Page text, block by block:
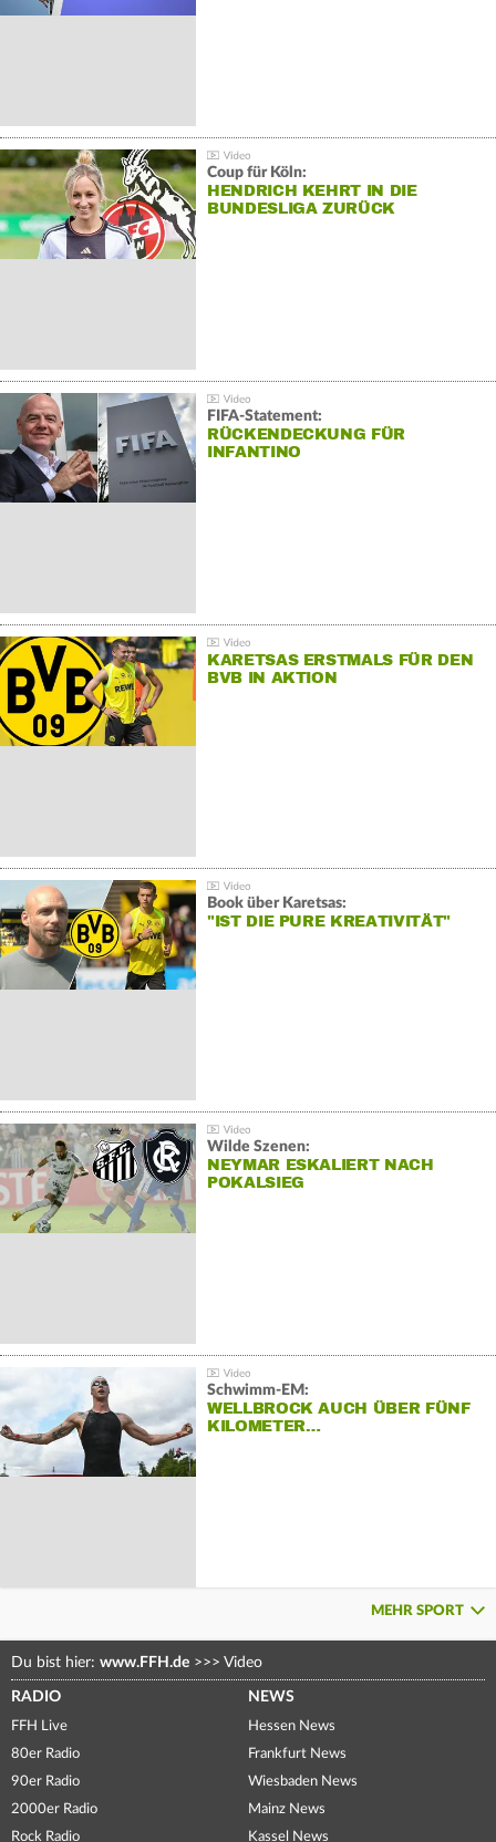
Coup für Köln:
HENDRICH KEHRT IN DIE
BUNDESLIGA ZURÜCK
FIFA-Statement:
RÜCKENDECKUNG FÜR
INFANTINO
KARETSAS ERSTMALS FÜR DEN
BVB IN AKTION
Book über Karetsas:
"IST DIE PURE KREATIVITÄT"
Wilde Szenen:
NEYMAR ESKALIERT NACH
POKALSIEG
Schwimm-EM:
WELLBROCK AUCH ÜBER FÜNF
KILOMETER…
MEHR SPORT
Du bist hier: www.FFH.de >>> Video
RADIO
FFH Live
80er Radio
90er Radio
2000er Radio
Rock Radio
NEWS
Hessen News
Frankfurt News
Wiesbaden News
Mainz News
Kassel News